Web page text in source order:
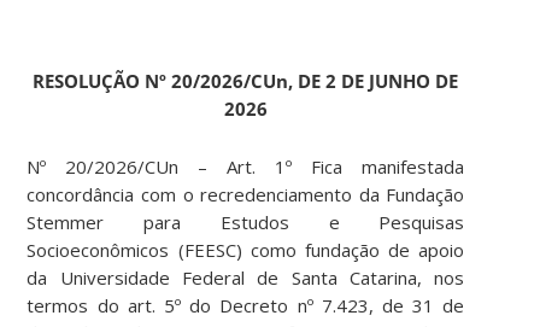
RESOLUÇÃO Nº 20/2026/CUn, DE 2 DE JUNHO DE
2026
Nº 20/2026/CUn – Art. 1º Fica manifestada
concordância com o recredenciamento da Fundação
Stemmer para Estudos e Pesquisas
Socioeconômicos (FEESC) como fundação de apoio
da Universidade Federal de Santa Catarina, nos
termos do art. 5º do Decreto nº 7.423, de 31 de